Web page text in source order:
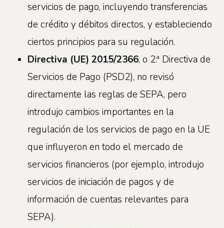
servicios de pago, incluyendo transferencias
de crédito y débitos directos, y estableciendo
ciertos principios para su regulación.
Directiva (UE) 2015/2366, o 2.ª Directiva de
Servicios de Pago (PSD2), no revisó
directamente las reglas de SEPA, pero
introdujo cambios importantes en la
regulación de los servicios de pago en la UE
que influyeron en todo el mercado de
servicios financieros (por ejemplo, introdujo
servicios de iniciación de pagos y de
información de cuentas relevantes para
SEPA).